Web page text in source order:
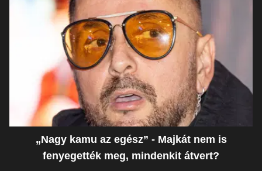
„Nagy kamu az egész” - Majkát nem is
fenyegették meg, mindenkit átvert?